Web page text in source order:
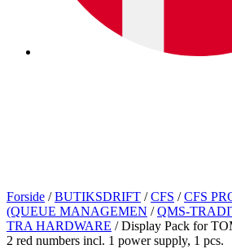
Forside /BUTIKSDRIFT /CFS /CFS
(QUEUE MANAGEMEN /QMS-
TRA HARDWARE / Display Pack for
2 red numbers incl. 1 power supply, 1 pcs.